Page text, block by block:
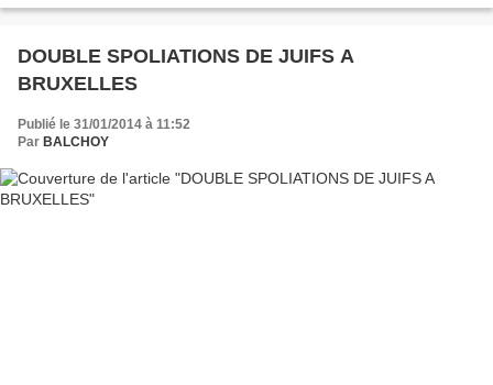
DOUBLE SPOLIATIONS DE JUIFS A
BRUXELLES
Publié le 31/01/2014 à 11:52
Par BALCHOY